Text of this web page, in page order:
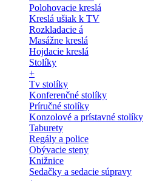
Polohovacie kreslá
Kreslá ušiak k TV
Rozkladacie á
Masážne kreslá
Hojdacie kreslá
Stolíky
+
Tv stolíky
Konferenčné stolíky
Príručné stolíky
Konzolové a prístavné stolíky
Taburety
Regály a police
Obývacie steny
Knižnice
Sedačky a sedacie súpravy